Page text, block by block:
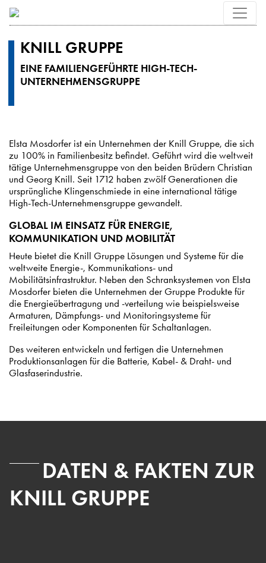
KNILL GRUPPE
EINE FAMILIENGEFÜHRTE HIGH-TECH-
UNTERNEHMENSGRUPPE
Elsta Mosdorfer ist ein Unternehmen der Knill Gruppe, die sich
zu 100% in Familienbesitz befindet. Geführt wird die weltweit
tätige Unternehmensgruppe von den beiden Brüdern Christian
und Georg Knill. Seit 1712 haben zwölf Generationen die
ursprüngliche Klingenschmiede in eine international tätige
High-Tech-Unternehmensgruppe gewandelt.
GLOBAL IM EINSATZ FÜR ENERGIE,
KOMMUNIKATION UND MOBILITÄT
Heute bietet die Knill Gruppe Lösungen und Systeme für die
weltweite Energie-, Kommunikations- und
Mobilitätsinfrastruktur. Neben den Schranksystemen von Elsta
Mosdorfer bieten die Unternehmen der Gruppe Produkte für
die Energieübertragung und -verteilung wie beispielsweise
Armaturen, Dämpfungs- und Monitoringsysteme für
Freileitungen oder Komponenten für Schaltanlagen.
Des weiteren entwickeln und fertigen die Unternehmen
Produktionsanlagen für die Batterie, Kabel- & Draht- und
Glasfaserindustrie.
DATEN & FAKTEN ZUR
KNILL GRUPPE